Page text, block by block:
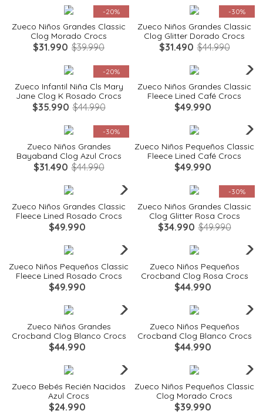
-20%
Quickview
Zueco Niños Grandes Classic
Clog Morado Crocs
$31.990 $39.990
-30%
Quickview
Zueco Niños Grandes Classic
Clog Glitter Dorado Crocs
$31.490 $44.990
-20%
Quickview
Zueco Infantil Niña Cls Mary
Jane Clog K Rosado Crocs
$35.990 $44.990
Quickview
Zueco Niños Grandes Classic
Fleece Lined Café Crocs
$49.990
-30%
Quickview
Zueco Niños Grandes
Bayaband Clog Azul Crocs
$31.490 $44.990
Quickview
Zueco Niños Pequeños Classic
Fleece Lined Café Crocs
$49.990
Quickview
Zueco Niños Grandes Classic
Fleece Lined Rosado Crocs
$49.990
-30%
Quickview
Zueco Niños Grandes Classic
Clog Glitter Rosa Crocs
$34.990 $49.990
Quickview
Zueco Niños Pequeños Classic
Fleece Lined Rosado Crocs
$49.990
Quickview
Zueco Niños Pequeños
Crocband Clog Rosa Crocs
$44.990
Quickview
Zueco Niños Grandes
Crocband Clog Blanco Crocs
$44.990
Quickview
Zueco Niños Pequeños
Crocband Clog Blanco Crocs
$44.990
Quickview
Zueco Bebés Recién Nacidos
Azul Crocs
$24.990
Quickview
Zueco Niños Pequeños Classic
Clog Morado Crocs
$39.990